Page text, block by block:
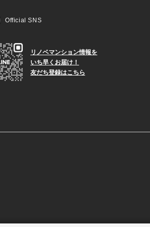
Official SNS
リノベマンション情報を
いち早くお届け！
友だち登録はこちら